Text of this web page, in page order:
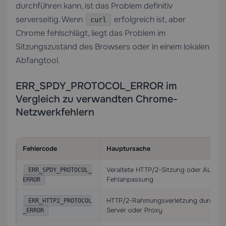
durchführen kann, ist das Problem definitiv
serverseitig. Wenn
curl
erfolgreich ist, aber
Chrome fehlschlägt, liegt das Problem im
Sitzungszustand des Browsers oder in einem lokalen
Abfangtool.
ERR_SPDY_PROTOCOL_ERROR im
Vergleich zu verwandten Chrome-
Netzwerkfehlern
Fehlercode Hauptursache
ERR_SPDY_PROTOCOL_
ERROR
Veraltete HTTP/2-Sitzung oder ALPN-
Fehlanpassung
ERR_HTTP2_PROTOCOL
_ERROR
HTTP/2-Rahmungsverletzung durch
Server oder Proxy